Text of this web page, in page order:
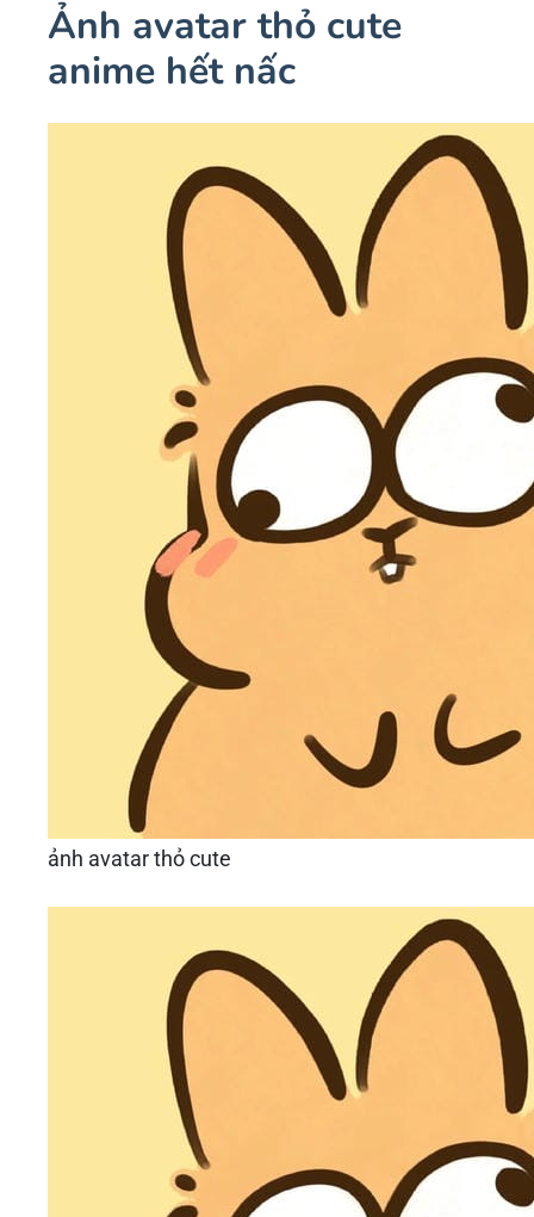
Ảnh avatar thỏ cute
anime hết nấc
ảnh avatar thỏ cute